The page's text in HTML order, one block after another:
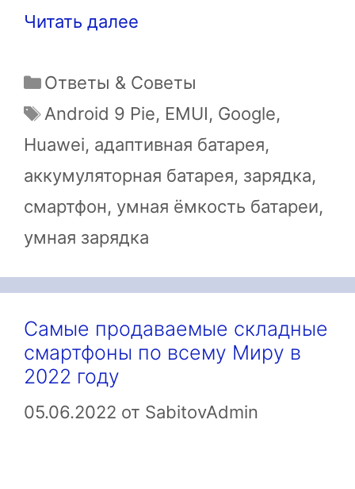
Читать далее
Рубрики
Ответы & Советы
Метки
Android 9 Pie, EMUI, Google,
Huawei, адаптивная батарея,
аккумуляторная батарея, зарядка,
смартфон, умная ёмкость батареи,
умная зарядка
Самые продаваемые складные
смартфоны по всему Миру в
2022 году
05.06.2022 от SabitovAdmin